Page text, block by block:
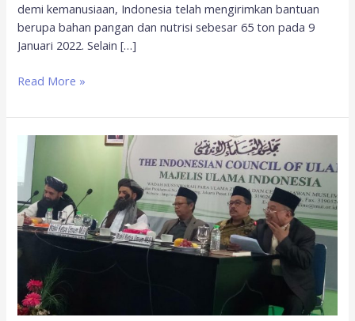
demi kemanusiaan, Indonesia telah mengirimkan bantuan
berupa bahan pangan dan nutrisi sebesar 65 ton pada 9
Januari 2022. Selain […]
Read More »
Taliban
di
antara
aspirasi
dan
kekhawatiran
dunia